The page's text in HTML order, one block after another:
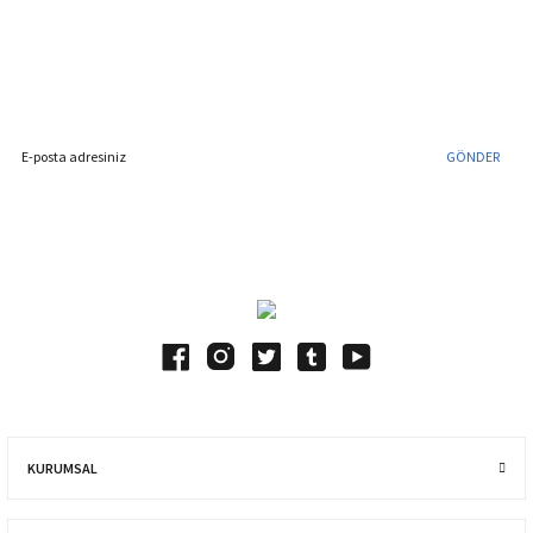
GÖNDER
KURUMSAL